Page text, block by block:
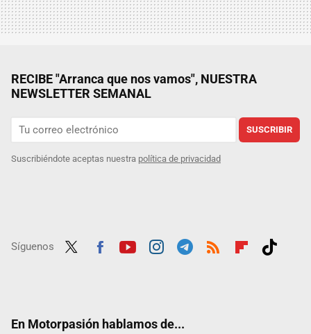
RECIBE "Arranca que nos vamos", NUESTRA
NEWSLETTER SEMANAL
SUSCRIBIR
Suscribiéndote aceptas nuestra política de privacidad
Síguenos
En Motorpasión hablamos de...